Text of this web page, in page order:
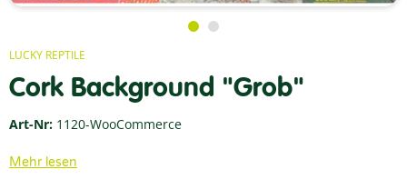
LUCKY REPTILE
Cork Background "Grob"
Art-Nr: 1120-WooCommerce
Mehr lesen